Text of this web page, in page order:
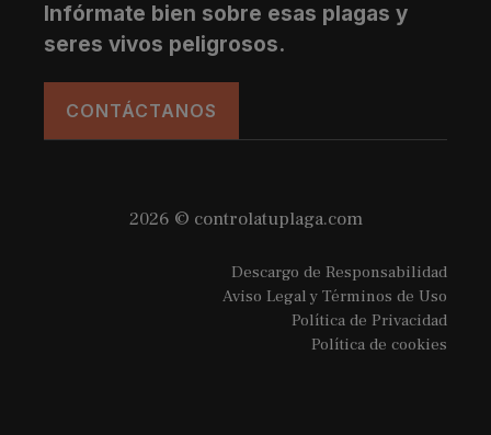
Infórmate bien sobre esas plagas y
seres vivos peligrosos.
CONTÁCTANOS
2026 © controlatuplaga.com
Descargo de Responsabilidad
Aviso Legal y Términos de Uso
Política de Privacidad
Política de cookies